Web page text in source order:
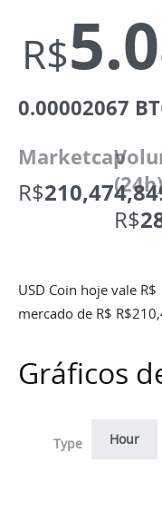
R$
0.00002067
Marketcap
R$
(24h)
R$
USD Coin hoje vale R$
mercado de R$ R$
Gráficos
Zoom Hour
Type